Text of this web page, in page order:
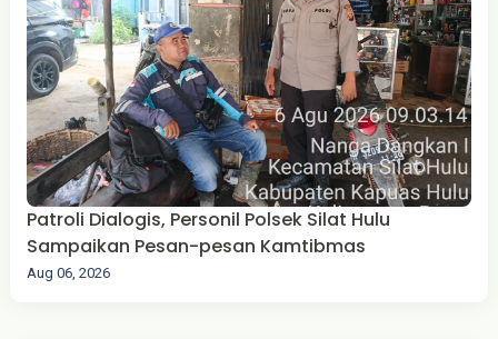
Patroli Dialogis, Personil Polsek Silat Hulu
Sampaikan Pesan-pesan Kamtibmas
Aug 06, 2026